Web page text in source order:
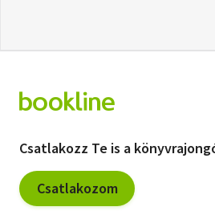
Csatlakozz Te is a
Csatlakozom